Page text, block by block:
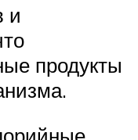
и
продукты